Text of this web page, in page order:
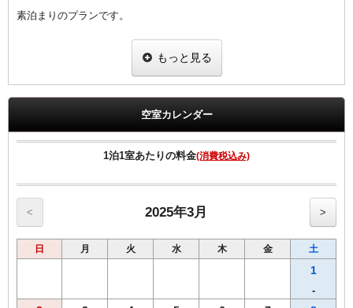
素泊まりのプランです。
●高速インターネット回線(LAN接続/無料）
●全室、加湿機能付空気清浄機設置
●枕元にUSBコンセント設置
もっと見る
空室カレンダー
1泊1室あたりの料金(消費税込み)
< 2025年3月 >
日 月 火 水 木 金 土
1
-